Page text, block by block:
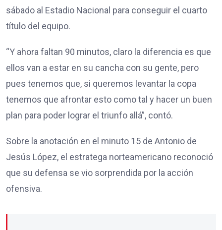
sábado al Estadio Nacional para conseguir el cuarto
título del equipo.
“Y ahora faltan 90 minutos, claro la diferencia es que
ellos van a estar en su cancha con su gente, pero
pues tenemos que, si queremos levantar la copa
tenemos que afrontar esto como tal y hacer un buen
plan para poder lograr el triunfo allá”, contó.
Sobre la anotación en el minuto 15 de Antonio de
Jesús López, el estratega norteamericano reconoció
que su defensa se vio sorprendida por la acción
ofensiva.